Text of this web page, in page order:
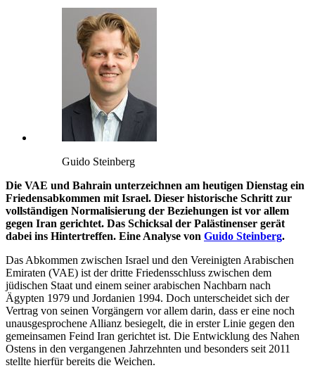
Guido Steinberg
Die VAE und Bahrain unterzeichnen am heutigen Dienstag ein
Friedensabkommen mit Israel. Dieser historische Schritt zur
vollständigen Normalisierung der Beziehungen ist vor allem
gegen Iran gerichtet. Das Schicksal der Palästinenser gerät
dabei ins Hintertreffen. Eine Analyse von Guido Steinberg.
Das Abkommen zwischen Israel und den Vereinigten Arabischen
Emiraten (VAE) ist der dritte Friedensschluss zwischen dem
jüdischen Staat und einem seiner arabischen Nachbarn nach
Ägypten 1979 und Jordanien 1994. Doch unterscheidet sich der
Vertrag von seinen Vorgängern vor allem darin, dass er eine noch
unausgesprochene Allianz besiegelt, die in erster Linie gegen den
gemeinsamen Feind Iran gerichtet ist. Die Entwicklung des Nahen
Ostens in den vergangenen Jahrzehnten und besonders seit 2011
stellte hierfür bereits die Weichen.